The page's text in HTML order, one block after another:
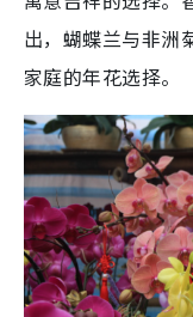
出，蝴蝶兰与非
家庭的年花选择。